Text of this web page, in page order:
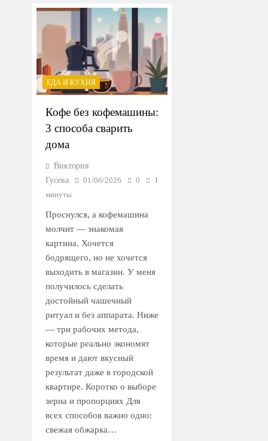
ЕДА И КУХНЯ
Кофе без кофемашины:
3 способа сварить
дома
Виктория
Гусева
01/06/2026 0
1
минуты
Проснулся, а кофемашина
молчит — знакомая
картина. Хочется
бодрящего, но не хочется
выходить в магазин. У меня
получилось сделать
достойный чашечный
ритуал и без аппарата. Ниже
— три рабочих метода,
которые реально экономят
время и дают вкусный
результат даже в городской
квартире. Коротко о выборе
зерна и пропорциях Для
всех способов важно одно:
свежая обжарка…